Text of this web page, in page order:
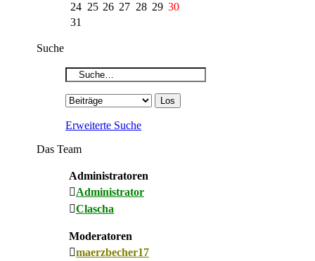
24 25 26 27 28 29 30
31
Suche
Erweiterte Suche
Das Team
Administratoren
Administrator
Clascha
Moderatoren
maerzbecher17